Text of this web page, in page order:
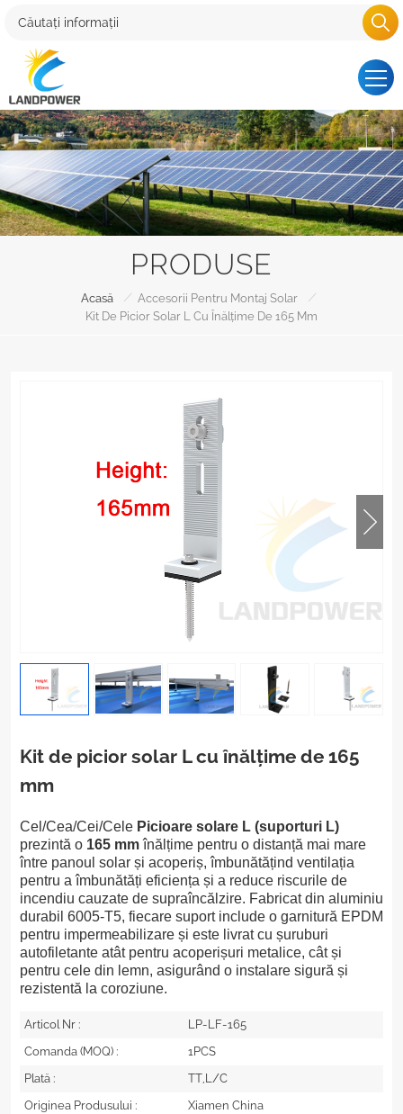
PRODUSE
Acasă / Accesorii Pentru Montaj Solar
/
Kit De Picior Solar L Cu Înălțime De 165 Mm
Kit de picior solar L cu înălțime de 165
mm
Cel/Cea/Cei/Cele Picioare solare L (suporturi L)
prezintă o 165 mmînălțime pentru o distanță mai mare
între panoul solar și acoperiș, îmbunătățind ventilația
pentru a îmbunătăți eficiența și a reduce riscurile de
incendiu cauzate de supraîncălzire. Fabricat din aluminiu
durabil 6005-T5, fiecare suport include o garnitură EPDM
pentru impermeabilizare și este livrat cu șuruburi
autofiletante atât pentru acoperișuri metalice, cât și
pentru cele din lemn, asigurând o instalare sigură și
rezistentă la coroziune.
Articol Nr :
LP-LF-165
Comanda (MOQ) :
1PCS
Plată :
TT,L/C
Originea Produsului :
Xiamen China